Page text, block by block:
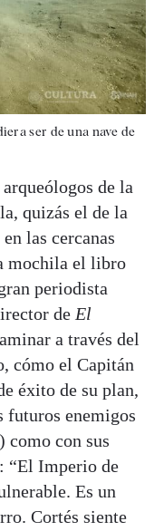
ser de una nave de
de la
quizás el de la
las cercanas
mochila el libro
periodista
de El
a través del
cómo el Capitán
éxito de su plan,
futuros enemigos
como con sus
“El Imperio de
Es un
Cortés siente